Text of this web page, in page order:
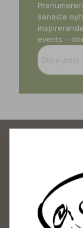
senaste
events –
Sunds